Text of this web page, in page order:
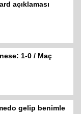
açıklaması
1-0 / Maç
gelip benimle